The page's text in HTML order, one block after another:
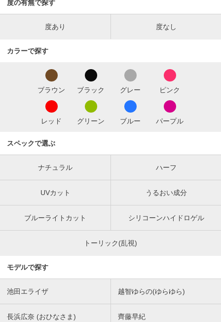
度の有無で探す
度あり 度なし
カラーで探す
ブラウン ブラック グレー ピンク
レッド グリーン ブルー パープル
スペックで選ぶ
ナチュラル ハーフ
UVカット うるおい成分
ブルーライトカット シリコーンハイドロゲル
トーリック(乱視)
モデルで探す
池田エライザ 越智ゆらの(ゆらゆら)
長浜広奈 (おひなさま) 齊藤早紀